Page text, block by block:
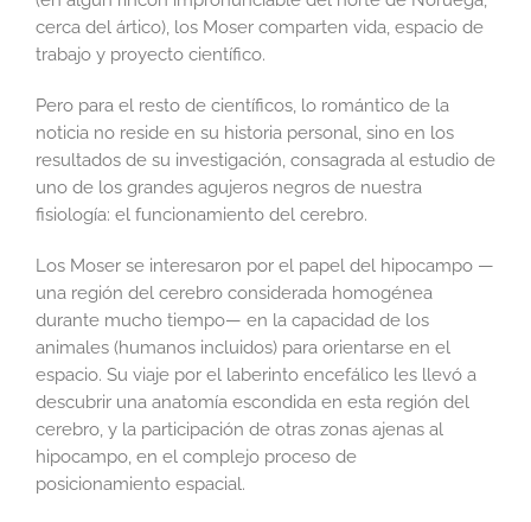
cerca del ártico), los Moser comparten vida, espacio de
trabajo y proyecto científico.
Pero para el resto de científicos, lo romántico de la
noticia no reside en su historia personal, sino en los
resultados de su investigación, consagrada al estudio de
uno de los grandes agujeros negros de nuestra
fisiología: el funcionamiento del cerebro.
Los Moser se interesaron por el papel del hipocampo —
una región del cerebro considerada homogénea
durante mucho tiempo— en la capacidad de los
animales (humanos incluidos) para orientarse en el
espacio. Su viaje por el laberinto encefálico les llevó a
descubrir una anatomía escondida en esta región del
cerebro, y la participación de otras zonas ajenas al
hipocampo, en el complejo proceso de
posicionamiento espacial.